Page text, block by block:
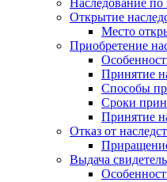
Открытие
Место
Приобретение
Принятие
Способы
Сроки
Принятие
Отказ от
Выдача